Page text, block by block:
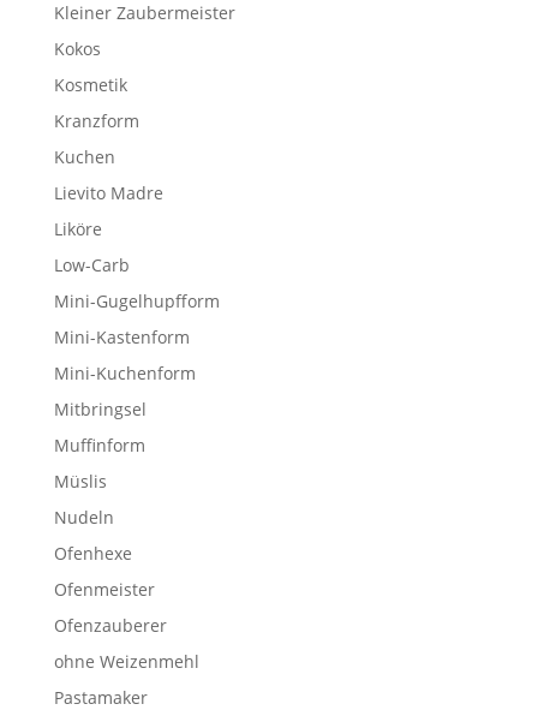
Kleiner Zaubermeister
Kokos
Kosmetik
Kranzform
Kuchen
Lievito Madre
Liköre
Low-Carb
Mini-Gugelhupfform
Mini-Kastenform
Mini-Kuchenform
Mitbringsel
Muffinform
Müslis
Nudeln
Ofenhexe
Ofenmeister
Ofenzauberer
ohne Weizenmehl
Pastamaker